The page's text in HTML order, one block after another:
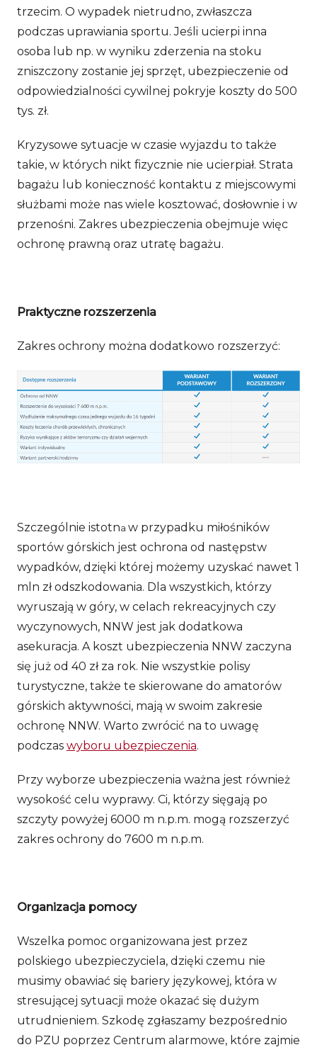
trzecim. O wypadek nietrudno, zwłaszcza
podczas uprawiania sportu. Jeśli ucierpi inna
osoba lub np. w wyniku zderzenia na stoku
zniszczony zostanie jej sprzęt, ubezpieczenie od
odpowiedzialności cywilnej pokryje koszty do 500
tys. zł.
Kryzysowe sytuacje w czasie wyjazdu to także
takie, w których nikt fizycznie nie ucierpiał. Strata
bagażu lub konieczność kontaktu z miejscowymi
służbami może nas wiele kosztować, dosłownie i w
przenośni. Zakres ubezpieczenia obejmuje więc
ochronę prawną oraz utratę bagażu.
Praktyczne rozszerzenia
Zakres ochrony można dodatkowo rozszerzyć:
Szczególnie istotna w przypadku miłośników
sportów górskich jest ochrona od następstw
wypadków, dzięki której możemy uzyskać nawet 1
mln zł odszkodowania. Dla wszystkich, którzy
wyruszają w góry, w celach rekreacyjnych czy
wyczynowych, NNW jest jak dodatkowa
asekuracja. A koszt ubezpieczenia NNW zaczyna
się już od 40 zł za rok. Nie wszystkie polisy
turystyczne, także te skierowane do amatorów
górskich aktywności, mają w swoim zakresie
ochronę NNW. Warto zwrócić na to uwagę
podczas wyboru ubezpieczenia.
Przy wyborze ubezpieczenia ważna jest również
wysokość celu wyprawy. Ci, którzy sięgają po
szczyty powyżej 6000 m n.p.m. mogą rozszerzyć
zakres ochrony do 7600 m n.p.m.
Organizacja pomocy
Wszelka pomoc organizowana jest przez
polskiego ubezpieczyciela, dzięki czemu nie
musimy obawiać się bariery językowej, która w
stresującej sytuacji może okazać się dużym
utrudnieniem. Szkodę zgłaszamy bezpośrednio
do PZU poprzez Centrum alarmowe, które zajmie